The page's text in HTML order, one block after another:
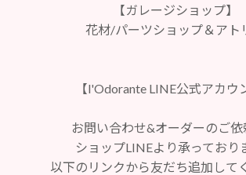
【ガレージショップ】
花材/パーツショップ＆アト
【l'Odorante LINE公式アカウ
お問い合わせ&オーダーのご依
ショップLINEより承っており
以下のリンクから友だち追加して